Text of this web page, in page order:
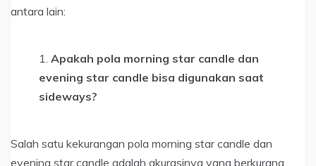
antara lain:
Apakah pola morning star candle dan
evening star candle bisa digunakan saat
sideways?
Salah satu kekurangan pola morning star candle dan
evening star candle adalah akurasinya yang berkurang